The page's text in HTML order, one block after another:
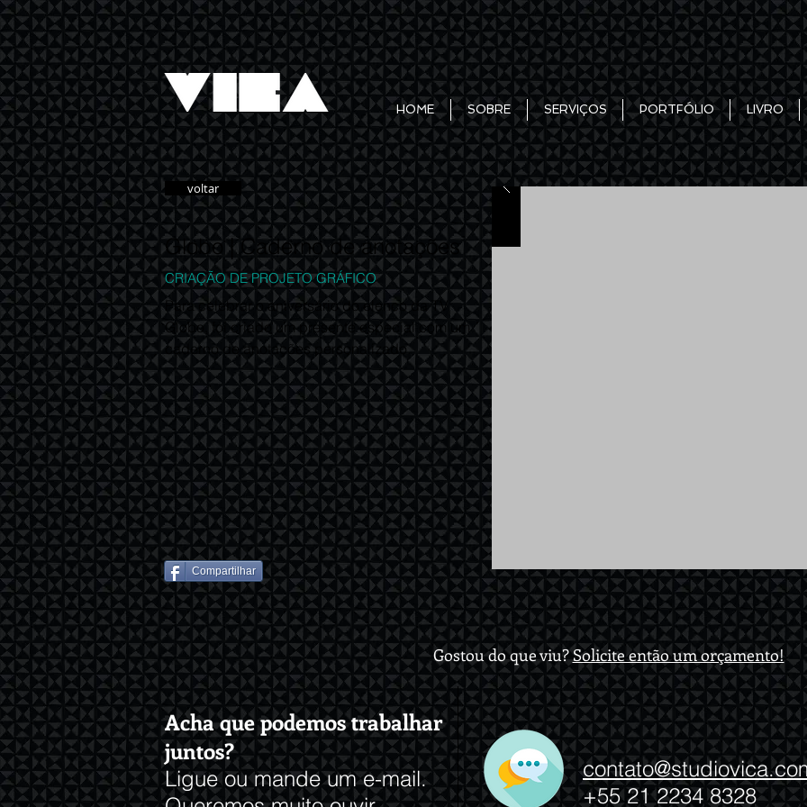
HOME SOBRE SERVIÇOS PORTFÓLIO LIVRO
Globo | Caderno de anotações
Compartilhar
voltar
Para celebrar o aniversário do elenco da TV
Globo, foi criado um presente especial com um
caderno de anotações personalizado.
CRIAÇÃO DE PROJETO GRÁFICO
Gostou do que viu?Solicite então um orçamento!
Acha que podemos trabalhar
juntos?
Ligue ou mande um e-mail.
+55 21 2234 8328